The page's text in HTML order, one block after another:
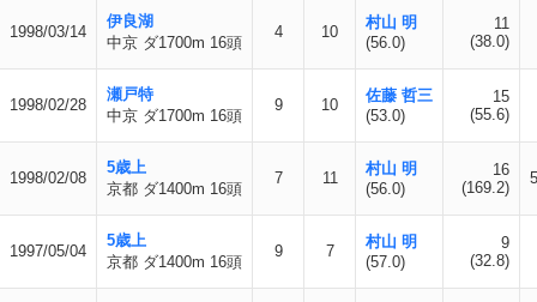
1998/03/14
伊良湖
中京 ダ1700m 16頭
4 10
村山 明
(56.0)
11
(38.0)
1998/02/28
瀬戸特
中京 ダ1700m 16頭
9 10
佐藤 哲三
(53.0)
15
(55.6)
1998/02/08
5歳上
京都 ダ1400m 16頭
7 11
村山 明
(56.0)
16
(169.2)
1997/05/04
5歳上
京都 ダ1400m 16頭
9 7
村山 明
(57.0)
9
(32.8)